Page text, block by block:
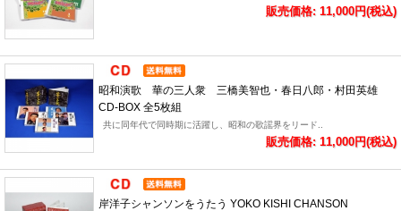
販売価格: 11,000円(税込)
昭和演歌 華の三人衆 三橋美智也・春日八郎・村田英雄
CD-BOX 全5枚組
共に同年代で同時期に活躍し、昭和の歌謡界をリード..
販売価格: 11,000円(税込)
岸洋子シャンソンをうたう YOKO KISHI CHANSON